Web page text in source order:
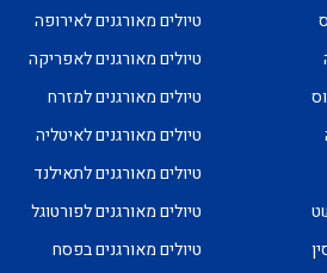
טיולים מאורגנים לאירופה
טיולים מאורגנים לאפריקה
טיולים מאורגנים למזרח
טיולים מאורגנים לאיטליה
טיולים מאורגנים לתאילנד
טיולים מאורגנים לפורטוגל
טיולים מאורגנים בפסח